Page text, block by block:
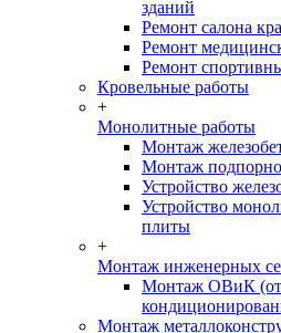
зданий
Ремонт салона
Ремонт
Ремонт
Кровельные работы
+
Монолитные работы
Монтаж
Монтаж
Устройство
Устройство
плиты
+
Монтаж инженерных
Монтаж ОВиК
Монтаж